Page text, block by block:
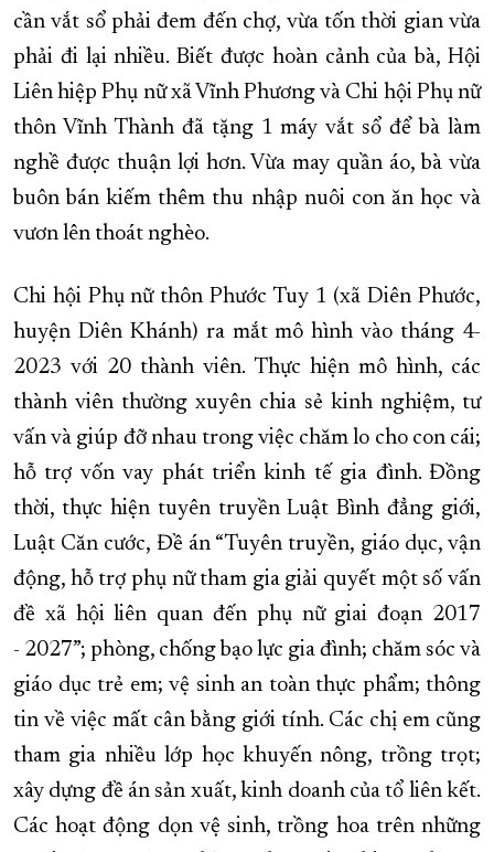
cần vắt sổ phải đem đến chợ, vừa tốn thời gian vừa
phải đi lại nhiều. Biết được hoàn cảnh của bà, Hội
Liên hiệp Phụ nữ xã Vĩnh Phương và Chi hội Phụ nữ
thôn Vĩnh Thành đã tặng 1 máy vắt sổ để bà làm
nghề được thuận lợi hơn. Vừa may quần áo, bà vừa
buôn bán kiếm thêm thu nhập nuôi con ăn học và
vươn lên thoát nghèo.
Chi hội Phụ nữ thôn Phước Tuy 1 (xã Diên Phước,
huyện Diên Khánh) ra mắt mô hình vào tháng 4-
2023 với 20 thành viên. Thực hiện mô hình, các
thành viên thường xuyên chia sẻ kinh nghiệm, tư
vấn và giúp đỡ nhau trong việc chăm lo cho con cái;
hỗ trợ vốn vay phát triển kinh tế gia đình. Đồng
thời, thực hiện tuyên truyền Luật Bình đẳng giới,
Luật Căn cước, Đề án “Tuyên truyền, giáo dục, vận
động, hỗ trợ phụ nữ tham gia giải quyết một số vấn
đề xã hội liên quan đến phụ nữ giai đoạn 2017
- 2027”; phòng, chống bạo lực gia đình; chăm sóc và
giáo dục trẻ em; vệ sinh an toàn thực phẩm; thông
tin về việc mất cân bằng giới tính. Các chị em cũng
tham gia nhiều lớp học khuyến nông, trồng trọt;
xây dựng đề án sản xuất, kinh doanh của tổ liên kết.
Các hoạt động dọn vệ sinh, trồng hoa trên những